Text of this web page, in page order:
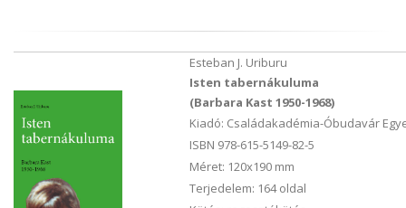
Esteban J. Uriburu
Isten tabernákuluma
(Barbara Kast 1950-1968)
Kiadó: Családakadémia-Óbudavár
ISBN 978-615-5149-82-5
Méret: 120x190 mm
Terjedelem: 164 oldal